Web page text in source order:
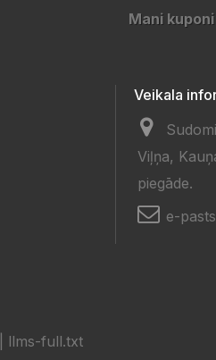
llms-full.txt
Mani kuponi
Veikala
Viļņa,
piegāde.
e-pasts